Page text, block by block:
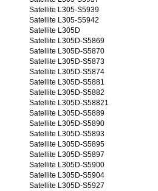
Satellite L305-S5939
Satellite L305-S5942
Satellite L305D
Satellite L305D-S5869
Satellite L305D-S5870
Satellite L305D-S5873
Satellite L305D-S5874
Satellite L305D-S5881
Satellite L305D-S5882
Satellite L305D-S58821
Satellite L305D-S5889
Satellite L305D-S5890
Satellite L305D-S5893
Satellite L305D-S5895
Satellite L305D-S5897
Satellite L305D-S5900
Satellite L305D-S5904
Satellite L305D-S5927